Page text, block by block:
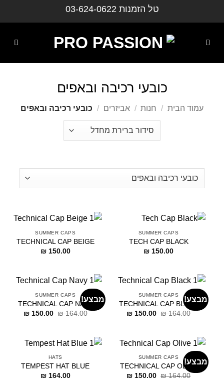
טל הזמנות 03-624-0622
כובעי רכיבה ובאפים
עמוד הבית / חנות / אביזרים / כובעי רכיבה ובאפים
SUMMER CAPS
TECH CAP BLACK
₪ 150.00
SUMMER CAPS
TECHNICAL CAP BEIGE
₪150.00
מבצע!
SUMMER CAPS
TECHNICAL CAP BLACK
₪164.00
דילוג
₪ 150.00
דילוג
מבצע!
SUMMER CAPS
TECHNICAL CAP NAVY
₪164.00
דילוג
₪150.00
מבצע!
SUMMER CAPS
TECHNICAL CAP OLIVE
₪164.00
דילוג
₪ 150.00
דילוג
HATS
TEMPEST HAT BLUE
₪164.00